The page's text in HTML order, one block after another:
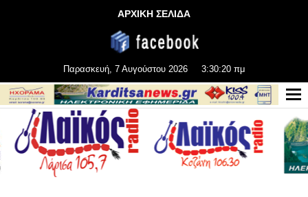
ΑΡΧΙΚΗ ΣΕΛΙΔΑ
Παρασκευή, 7 Αυγούστου 2026 3:30:21 πμ